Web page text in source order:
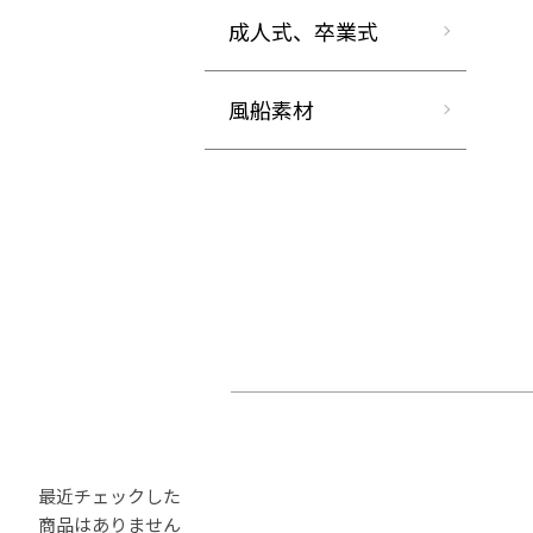
成人式、卒業式
風船素材
最近チェックした
商品はありません